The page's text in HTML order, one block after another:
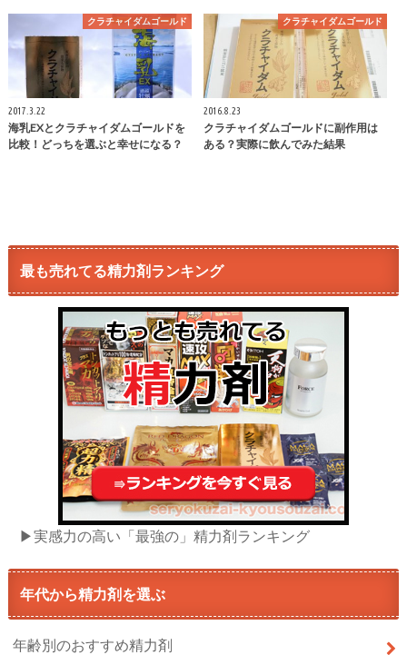
クラチャイダムゴールド
2017.3.22
海乳EXとクラチャイダムゴールドを
比較！どっちを選ぶと幸せになる？
クラチャイダムゴールド
2016.8.23
クラチャイダムゴールドに副作用は
ある？実際に飲んでみた結果
最も売れてる精力剤ランキング
▶実感力の高い「最強の」精力剤ランキング
年代から精力剤を選ぶ
年齢別のおすすめ精力剤